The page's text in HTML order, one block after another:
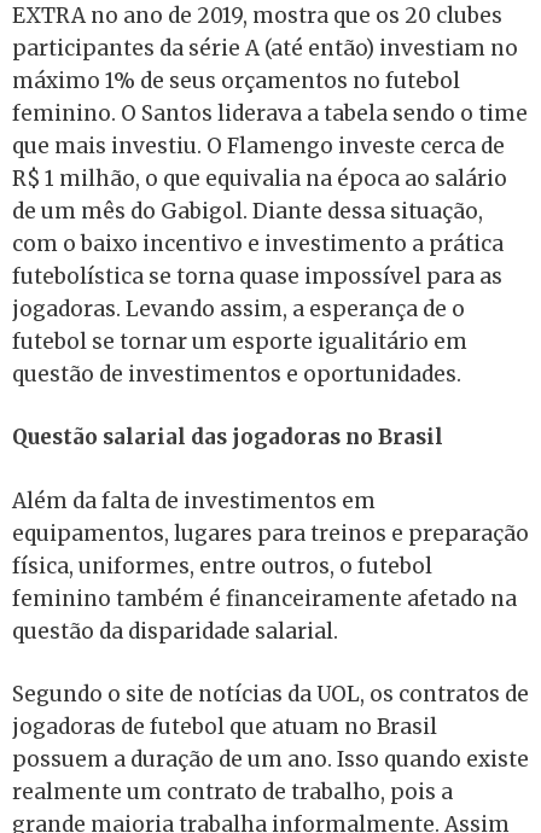
EXTRA no ano de 2019, mostra que os 20 clubes
participantes da série A (até então) investiam no
máximo 1% de seus orçamentos no futebol
feminino. O Santos liderava a tabela sendo o time
que mais investiu. O Flamengo investe cerca de
R$ 1 milhão, o que equivalia na época ao salário
de um mês do Gabigol. Diante dessa situação,
com o baixo incentivo e investimento a prática
futebolística se torna quase impossível para as
jogadoras. Levando assim, a esperança de o
futebol se tornar um esporte igualitário em
questão de investimentos e oportunidades.
Questão salarial das jogadoras no Brasil
Além da falta de investimentos em
equipamentos, lugares para treinos e preparação
física, uniformes, entre outros, o futebol
feminino também é financeiramente afetado na
questão da disparidade salarial.
Segundo o site de notícias da UOL, os contratos de
jogadoras de futebol que atuam no Brasil
possuem a duração de um ano. Isso quando existe
realmente um contrato de trabalho, pois a
grande maioria trabalha informalmente. Assim